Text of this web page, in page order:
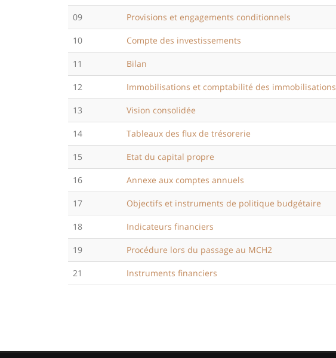
09 Provisions et engagements conditionnels
10 Compte des investissements
11 Bilan
12 Immobilisations et comptabilité des immobilisations
13 Vision consolidée
14 Tableaux des flux de trésorerie
15 Etat du capital propre
16 Annexe aux comptes annuels
17 Objectifs et instruments de politique budgétaire
18 Indicateurs financiers
19 Procédure lors du passage au MCH2
21 Instruments financiers